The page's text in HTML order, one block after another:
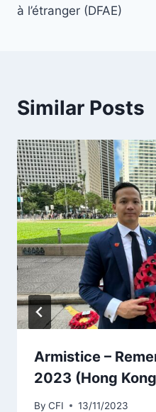
à l’étranger (DFAE)
Similar Posts
Armistice –
2023 (Hong
By CFI 13/11/2023